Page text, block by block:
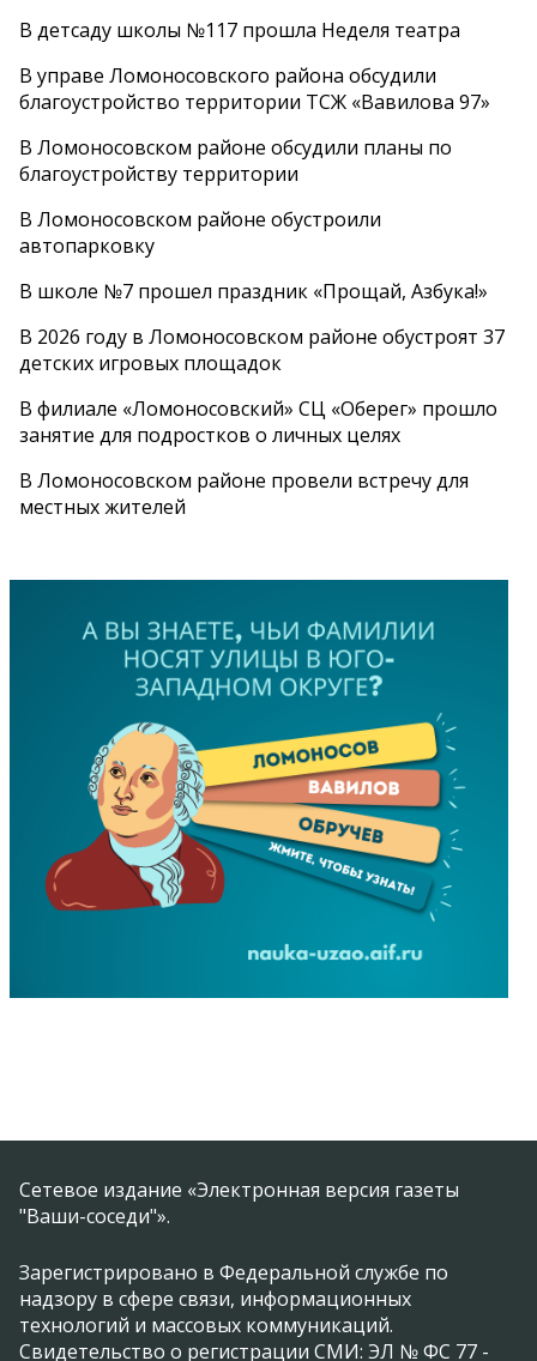
В детсаду школы №117 прошла Неделя театра
В управе Ломоносовского района обсудили
благоустройство территории ТСЖ «Вавилова 97»
В Ломоносовском районе обсудили планы по
благоустройству территории
В Ломоносовском районе обустроили
автопарковку
В школе №7 прошел праздник «Прощай, Азбука!»
В 2026 году в Ломоносовском районе обустроят 37
детских игровых площадок
В филиале «Ломоносовский» СЦ «Оберег» прошло
занятие для подростков о личных целях
В Ломоносовском районе провели встречу для
местных жителей
Сетевое издание «Электронная версия газеты
"Ваши-соседи"».
Зарегистрировано в Федеральной службе по
надзору в сфере связи, информационных
технологий и массовых коммуникаций.
Свидетельство о регистрации СМИ: ЭЛ № ФС 77 -